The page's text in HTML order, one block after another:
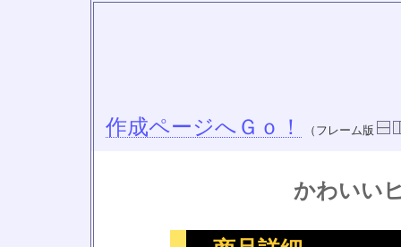
作成ページへＧｏ！ （フレーム版
かわいい